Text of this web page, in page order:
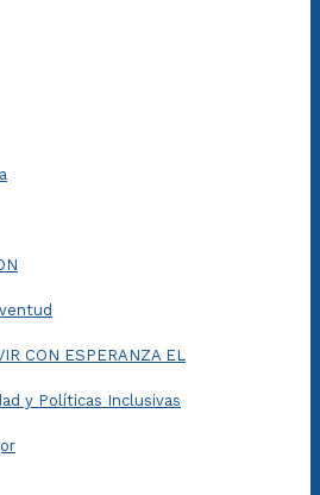
CON ESPERANZA EL
y Políticas Inclusivas